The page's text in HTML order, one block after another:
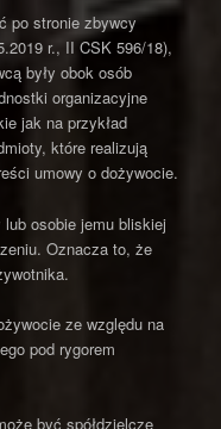
po stronie zbywcy
r., II CSK 596/18),
były obok osób
organizacyjne
jak na przykład
które realizują
umowy o dożywocie.
osobie jemu bliskiej
Oznacza to, że
ze względu na
pod rygorem
być spółdzielcze